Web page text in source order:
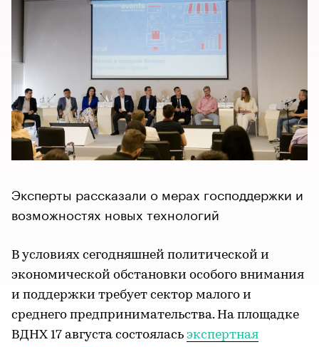
Эксперты рассказали о мерах господдержки и
возможностях новых технологий
В условиях сегодняшней политической и
экономической обстановки особого внимания
и поддержки требует сектор малого и
среднего предпринимательства. На площадке
ВДНХ 17 августа состоялась экспертная